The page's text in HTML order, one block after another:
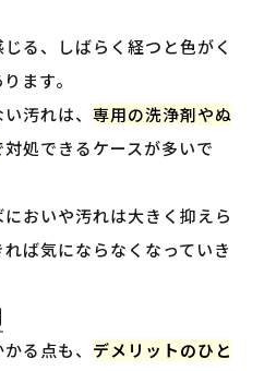
る、しばらく経つと色がく
ます。
汚れは、 専用の洗浄剤やぬ
対処できるケースが多いで
おいや汚れは大きく抑えら
ば気にならなくなっていき
る点も、 デメリットのひと